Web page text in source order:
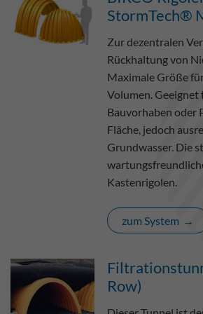
StormTech®
Zur dezentralen
Rückhaltung von
Maximale Größe
Volumen. Geeignet
Bauvorhaben oder
Fläche, jedoch
Grundwasser. Die
Kastenrigolen.
zum System
Row)